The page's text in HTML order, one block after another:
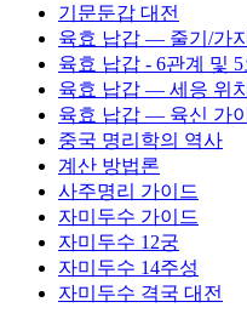
기문둔갑 대전
육효 납갑 — 줄기/가
육효 납갑 - 6관계 및
육효 납갑 — 세응 위
육효 납갑 — 육신 가
중국 명리학의 역사
계산 방법론
사주명리 가이드
자미두수 가이드
자미두수 12궁
자미두수 14주성
자미두수 격국 대전